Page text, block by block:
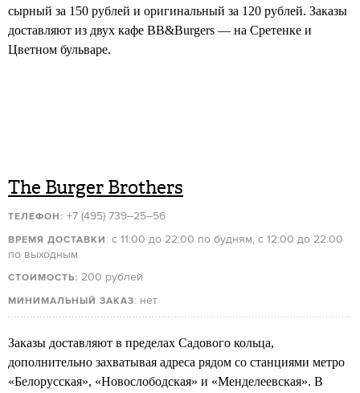
сырный за 150 рублей и оригинальный за 120 рублей. Заказы
доставляют из двух кафе BB&Burgers — на Сретенке и
Цветном бульваре.
The Burger Brothers
ТЕЛЕФОН: +7 (495) 739–25–56
ВРЕМЯ ДОСТАВКИ : с 11:00 до 22:00 по будням, с 12:00 до 22:00
по выходным
СТОИМОСТЬ: 200 рублей
МИНИМАЛЬНЫЙ ЗАКАЗ: нет
Заказы доставляют в пределах Садового кольца,
дополнительно захватывая адреса рядом со станциями метро
«Белорусская», «Новослободская» и «Менделеевская». В